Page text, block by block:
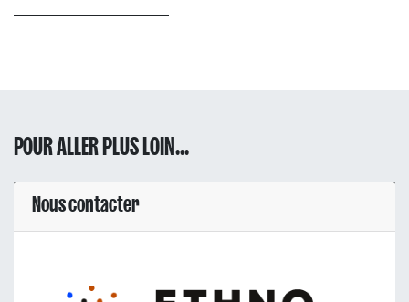
POUR ALLER PLUS LOIN...
Nous contacter